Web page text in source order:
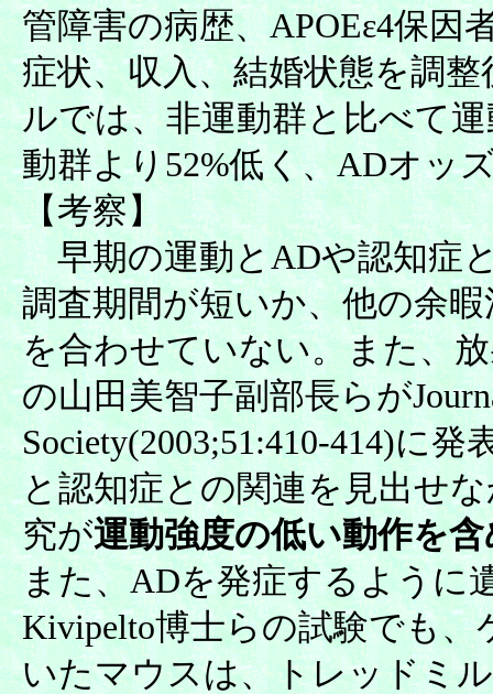
管障害の病歴、APOEε4保因
症状、収入、結婚状態を調
ルでは、非運動群と比べて
動群より52%低く、ADオッ
【考察】
早期の運動とADや認知症
調査期間が短いか、他の余
を合わせていない。また、
の山田美智子副部長らが
Society(2003;51:410-414)に
と認知症との関連を見出せ
究が運動強度の低い動作を
また、ADを発症するように
Kivipelto博士らの試験でも
いたマウスは、トレッドミ